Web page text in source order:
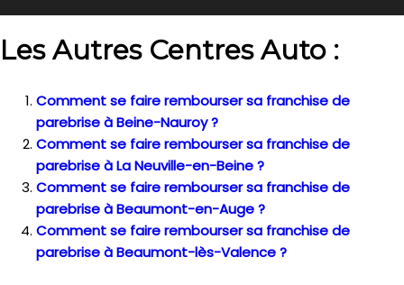
Les Autres Centres Auto :
Comment se faire rembourser sa franchise de
parebrise à Beine-Nauroy ?
Comment se faire rembourser sa franchise de
parebrise à La Neuville-en-Beine ?
Comment se faire rembourser sa franchise de
parebrise à Beaumont-en-Auge ?
Comment se faire rembourser sa franchise de
parebrise à Beaumont-lès-Valence ?